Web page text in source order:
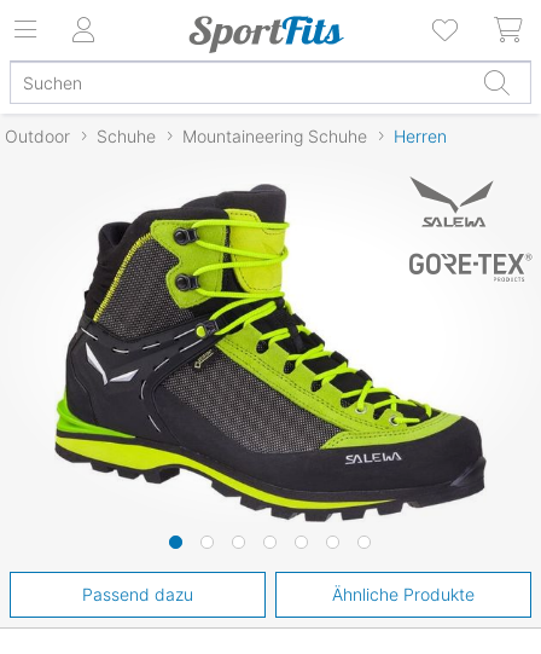
Outdoor Schuhe Mountaineering Schuhe Herren
Passend dazu Ähnliche Produkte